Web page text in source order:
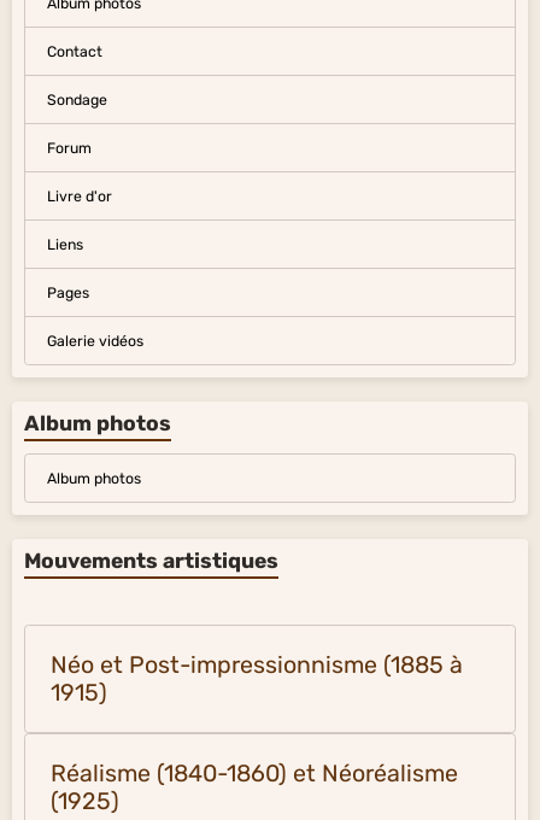
Contact
Sondage
Forum
Livre d'or
Liens
Pages
Galerie vidéos
Album photos
Album photos
Mouvements artistiques
Néo et Post-impressionnisme (1885 à
1915)
Réalisme (1840-1860) et Néoréalisme
(1925)